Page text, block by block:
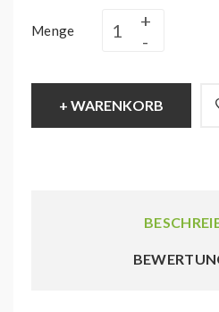
Menge
+ WARENKORB